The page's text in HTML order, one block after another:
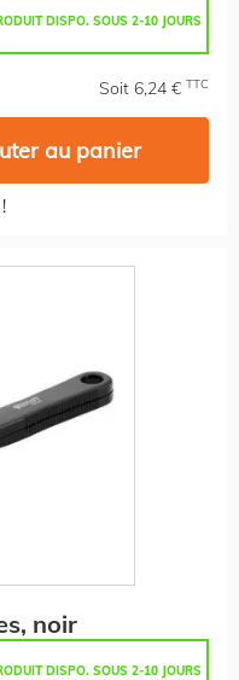
DISPO. SOUS 2-10 JOURS
Soit 6,24 € TTC
au panier
noir
DISPO. SOUS 2-10 JOURS